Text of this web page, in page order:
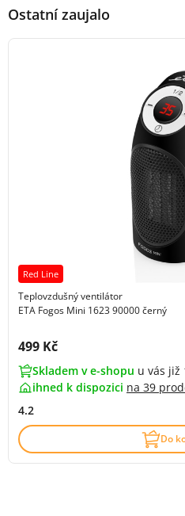
Ostatní zaujalo
Red Line
Teplovzdušný ventilátor
ETA Fogos Mini 1623 90000 černý
Cena s DPH:
499 Kč
Skladem v e-shopu u vás již
ihned k dispozici na 39
4.2
Do